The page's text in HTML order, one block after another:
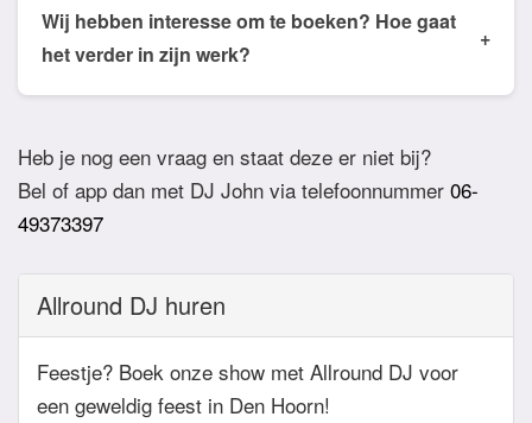
de email of app welke nummers of stijlen jullie niet
willen horen. De DJ houdt daar dan rekening mee.
Wij hebben interesse om te boeken? Hoe gaat
het verder in zijn werk?
+
zodat het feest definitief geboekt is. Wij vragen
overigens geen aanbetaling. Tegen die dat het
feest eraan komt zullen we nog even contact
hebben betreft de muziekwensen en de planning
van de avond. Daarnaast zijn wij altijd bereikbaar
zowel telefonisch, via e-mail of de app.
Heb je nog een vraag en staat deze er niet bij?
Bel of app dan met DJ John via telefoonnummer 06-
49373397
Allround DJ huren
Feestje? Boek onze show met Allround DJ voor
een geweldig feest in Den Hoorn!